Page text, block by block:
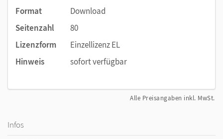
Format
Download
Seitenzahl
80
Lizenzform
Einzellizenz EL
Hinweis
sofort verfügbar
Alle Preisangaben inkl. MwSt.
Infos